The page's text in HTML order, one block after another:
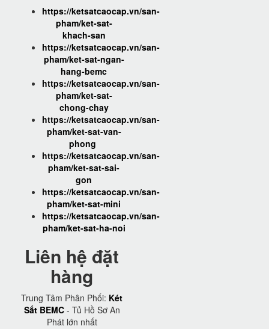
https://ketsatcaocap.vn/san-
pham/ket-sat-
khach-san
https://ketsatcaocap.vn/san-
pham/ket-sat-ngan-
hang-bemc
https://ketsatcaocap.vn/san-
pham/ket-sat-
chong-chay
https://ketsatcaocap.vn/san-
pham/ket-sat-van-
phong
https://ketsatcaocap.vn/san-
pham/ket-sat-sai-
gon
https://ketsatcaocap.vn/san-
pham/ket-sat-mini
https://ketsatcaocap.vn/san-
pham/ket-sat-ha-noi
Liên hệ đặt
hàng
Trung Tâm Phân Phối: Két
Sắt BEMC- Tủ Hồ Sơ An
Phát lớn nhất